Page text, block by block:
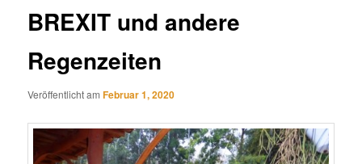
BREXIT und andere
Regenzeiten
Veröffentlicht amFebruar 1, 2020